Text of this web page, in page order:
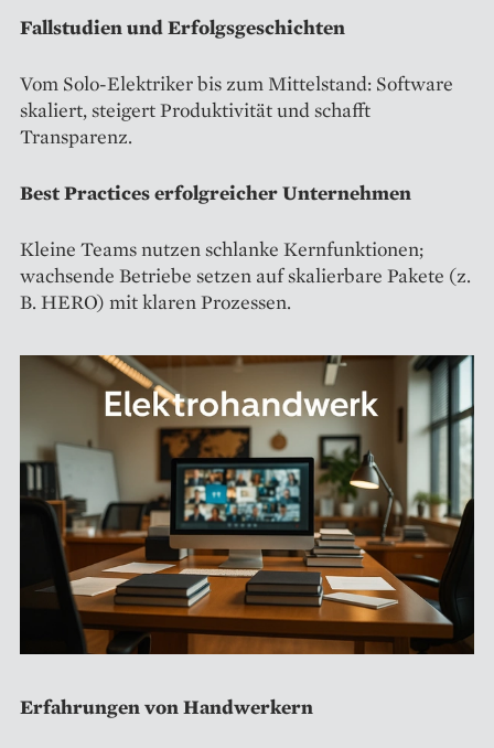
Fallstudien und Erfolgsgeschichten
Vom Solo-Elektriker bis zum Mittelstand: Software
skaliert, steigert Produktivität und schafft
Transparenz.
Best Practices erfolgreicher Unternehmen
Kleine Teams nutzen schlanke Kernfunktionen;
wachsende Betriebe setzen auf skalierbare Pakete (z.
B. HERO) mit klaren Prozessen.
Erfahrungen von Handwerkern